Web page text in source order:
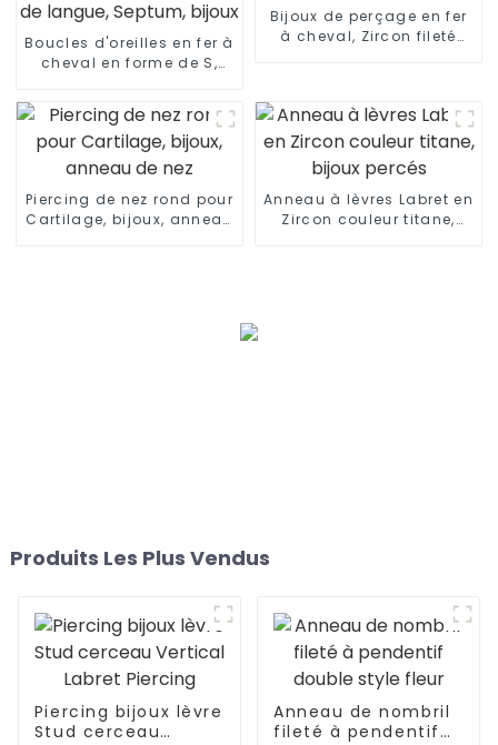
Boucles d'oreilles en fer à
cheval en forme de S,
bijoux
Bijoux de perçage en fer
à cheval, Zircon fileté
Piercing de nez rond pour
Cartilage, bijoux, anneau
Anneau à lèvres Labret en
Zircon couleur titane,
Produits Les Plus Vendus
Piercing bijoux lèvre
Stud cerceau
Anneau de nombril
fileté à pendentif